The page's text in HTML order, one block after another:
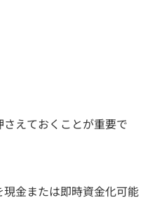
えておくことが重要で
現金または即時資金化可能